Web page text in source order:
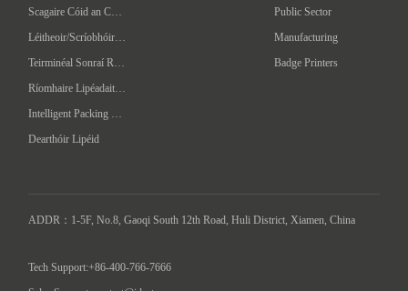
Scagaire Cóid an Chláir
Léitheoir/Scríobhóir RFID ar láimhéid
Teirminéal Sonraí Ríomhaire Láimhe
Ríomhaire Lipéadaithe Uathoibríoch
Intelligent Packing Machine
Dearthóir Lipéid
Public Sector
Manufacturing
Badge Printers
ADDR：1-5F, No.8, Gaoqi South 12th Road, Huli District, Xiamen, China
Tech Support:+86-400-766-7666